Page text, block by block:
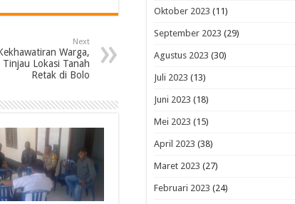
Next
Warga,
Lokasi Tanah
Retak di Bolo
Oktober 2023 (11)
September 2023 (29)
Agustus 2023 (30)
Juli 2023 (13)
Juni 2023 (18)
Mei 2023 (15)
April 2023 (38)
Maret 2023 (27)
Februari 2023 (24)